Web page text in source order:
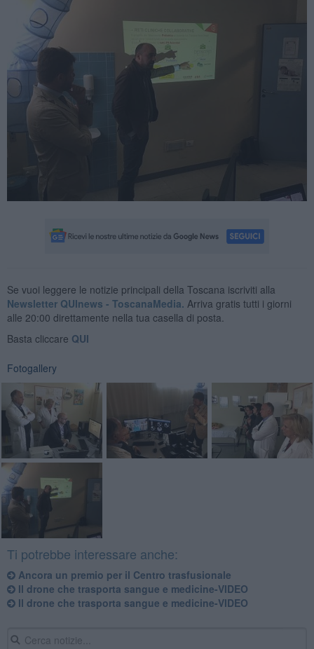
Se vuoi leggere le notizie principali della Toscana iscriviti alla
Newsletter QUInews - ToscanaMedia. Arriva gratis tutti i giorni
alle 20:00 direttamente nella tua casella di posta.
Basta cliccare QUI
Fotogallery
Ti potrebbe interessare anche:
Ancora un premio per il Centro trasfusionale
Il drone che trasporta sangue e medicine-VIDEO
Il drone che trasporta sangue e medicine-VIDEO